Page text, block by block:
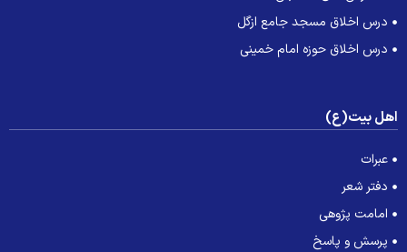
درس اخلاق مسجد جامع ازگل
درس اخلاق حوزه امام خمینی
بیت(ع)
عبرات
دفتر شعر
امامت پژوهی
پرسش و پاسخ